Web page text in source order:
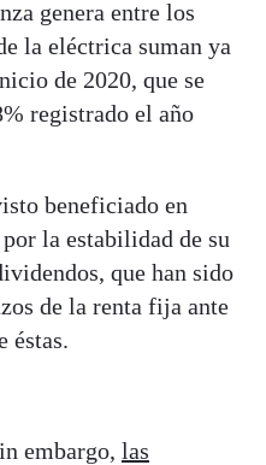
genera entre los
la eléctrica suman ya
de 2020, que se
registrado el año
beneficiado en
la estabilidad de su
que han sido
de la renta fija ante
éstas.
embargo, las